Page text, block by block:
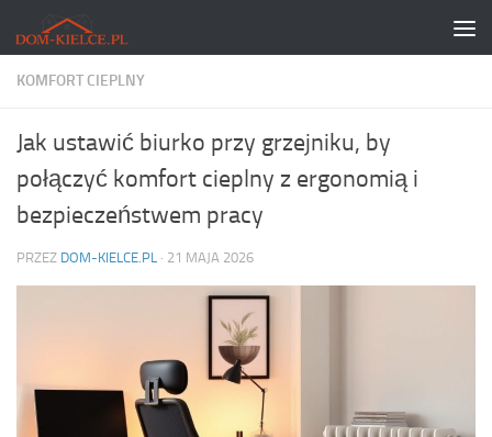
Skip to content
KOMFORT CIEPLNY
Jak ustawić biurko przy grzejniku, by
połączyć komfort cieplny z ergonomią i
bezpieczeństwem pracy
PRZEZ DOM-KIELCE.PL · 21 MAJA 2026